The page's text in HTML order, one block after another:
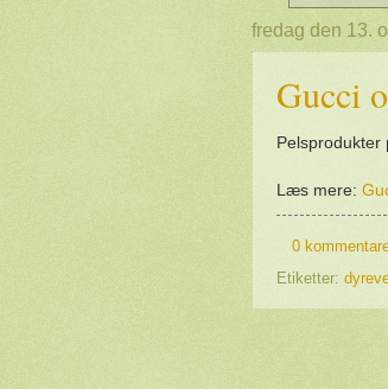
fredag den 13.
Gucci
Læs mere:
0
Etiketter: